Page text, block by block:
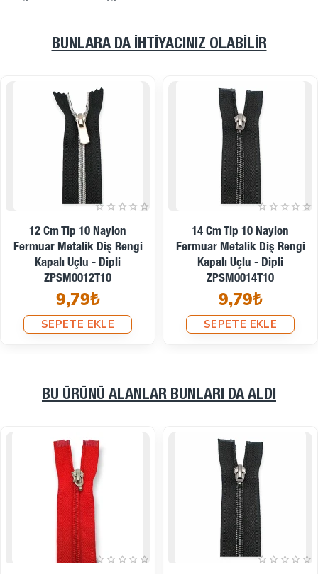
BUNLARA DA İHTIYACINIZ OLABILIR
16 Cm Tip 10 Naylon
Fermuar Metalik Diş Rengi
Kapalı Uçlu - Dipli
ZPSM0016T10
10,23₺
SEPETE EKLE
18 Cm Tip 10 Naylon
Fermuar Metalik Diş Rengi
Kapalı Uçlu - Dipli
ZPSM0018T10
10,23₺
SEPETE EKLE
BU ÜRÜNÜ ALANLAR BUNLARI DA ALDI